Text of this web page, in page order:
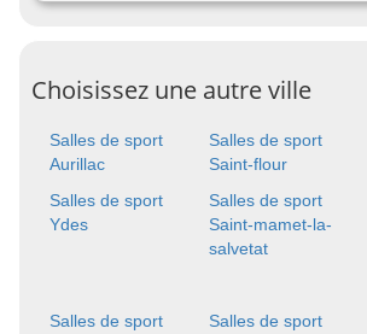
Choisissez une autre ville
Salles de sport
Aurillac
Salles de sport
Saint-flour
Salles de sport
Ydes
Salles de sport
Saint-mamet-la-
salvetat
Salles de sport
Salles de sport